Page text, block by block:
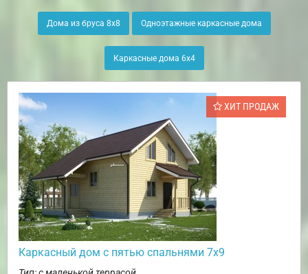
Дома из бруса 8х8 Одноэтажные каркасные дома
Каркасные дома 6х4
ХИТ ПРОДАЖ
Каркасный дом с пятью спальнями 7х9